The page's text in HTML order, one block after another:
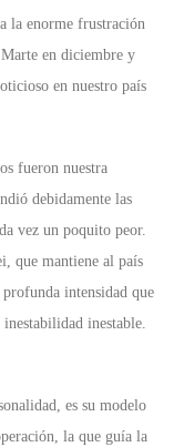
la enorme frustración
en diciembre y
en nuestro país
fueron nuestra
debidamente las
vez un poquito peor.
que mantiene al país
intensidad que
inestable.
es su modelo
la que guía la